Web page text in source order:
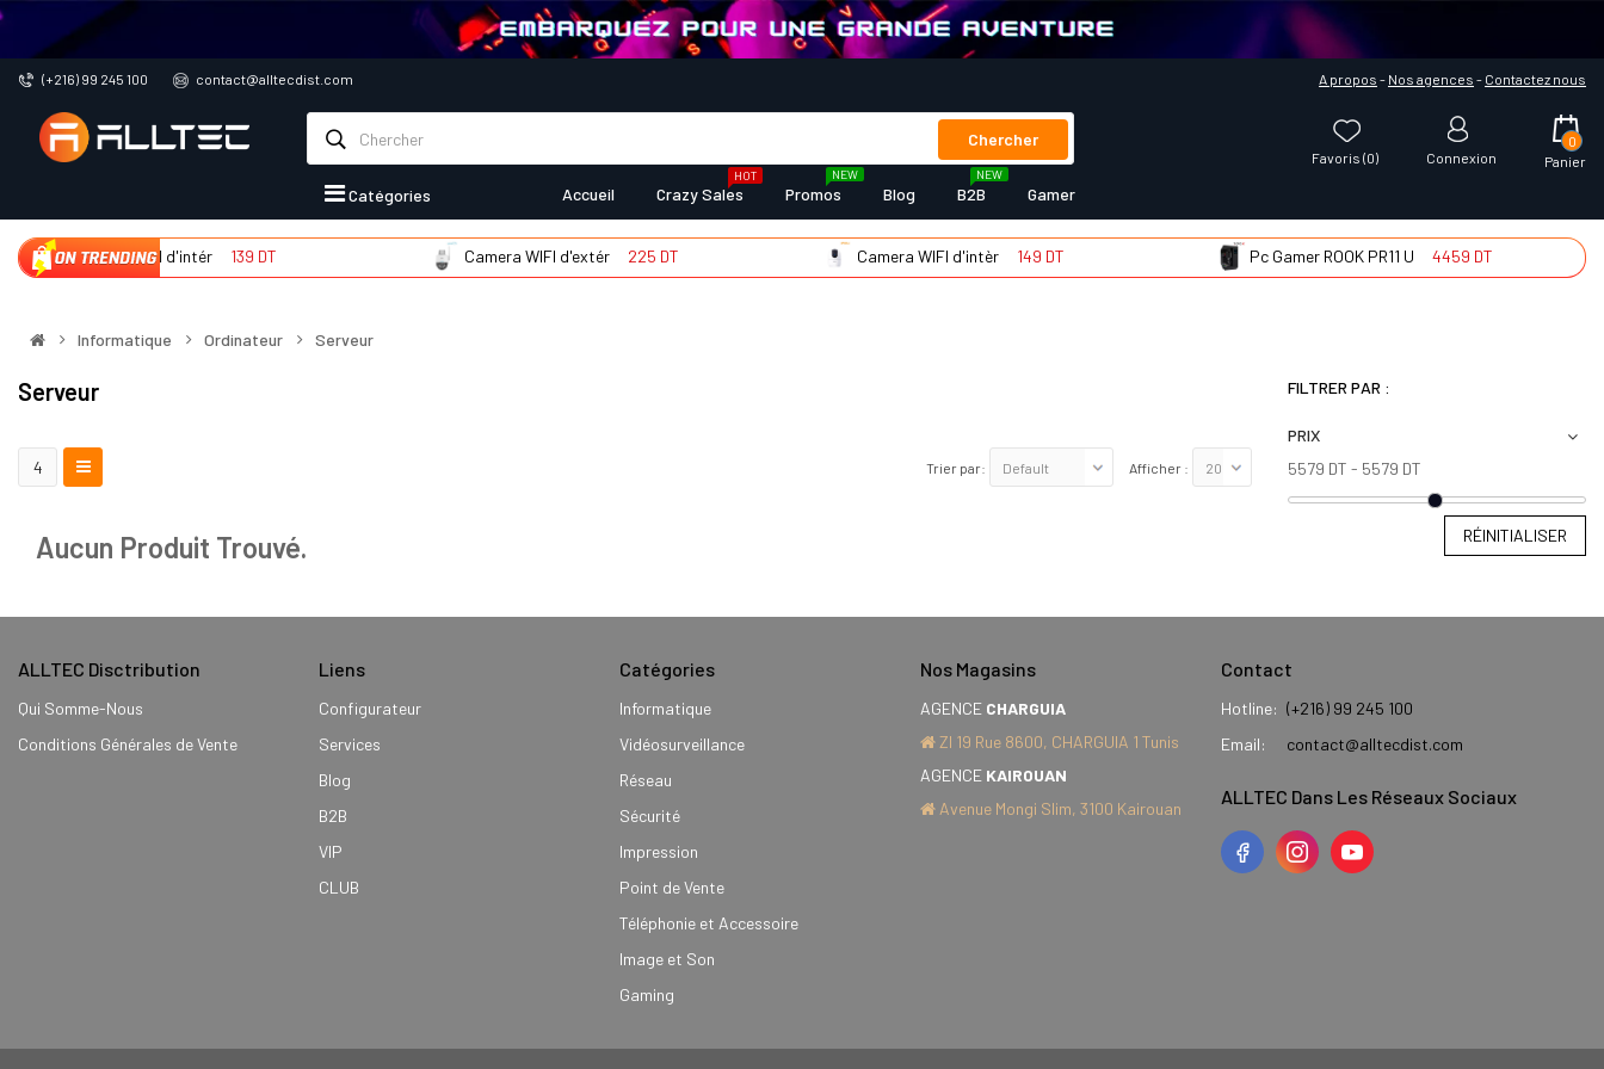
(+216) 99 245 100 contact@alltecdist.com A propos - Nos agences - Contactez nous
Chercher
Favoris (0) Connexion Panier
0
Catégories Accueil Crazy Sales
HOT
Promos
NEW
Blog B2B
NEW
Gamer
Camera WIFI d'intér 139 DT Camera WIFI d'extér 225 DT Camera WIFI d'intèr 149 DT Pc Gamer ROOK PR11 U 4459 DT
Informatique Ordinateur Serveur
Serveur
4 Trier par: Afficher :
Aucun Produit Trouvé.
FILTRER PAR :
PRIX
5579 DT - 5579 DT
RÉINITIALISER
ALLTEC Disctribution
Qui Somme-Nous
Conditions Générales de Vente
Liens
Configurateur
Services
Blog
B2B
VIP
CLUB
Catégories
Informatique
Vidéosurveillance
Réseau
Sécurité
Impression
Point de Vente
Téléphonie et Accessoire
Image et Son
Gaming
Nos Magasins
AGENCE CHARGUIA
ZI 19 Rue 8600, CHARGUIA 1 Tunis
AGENCE KAIROUAN
Avenue Mongi Slim, 3100 Kairouan
Contact
Hotline: (+216) 99 245 100
Email:
contact@alltecdist.com
ALLTEC Dans Les Réseaux Sociaux